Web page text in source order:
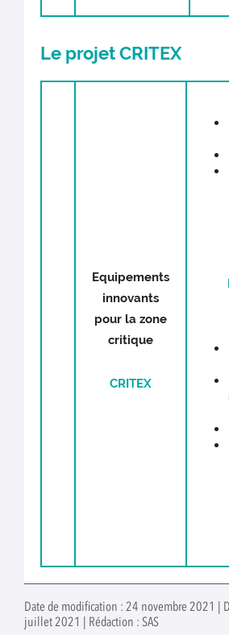
Le projet CRITEX
Equipements
innovants
pour la zone
critique
CRITEX
Date de modification : 24 novembre 2021 |
juillet 2021 | Rédaction : SAS